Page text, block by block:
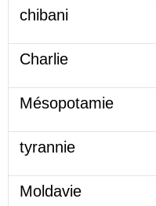
chibani
Charlie
Mésopotamie
tyrannie
Moldavie